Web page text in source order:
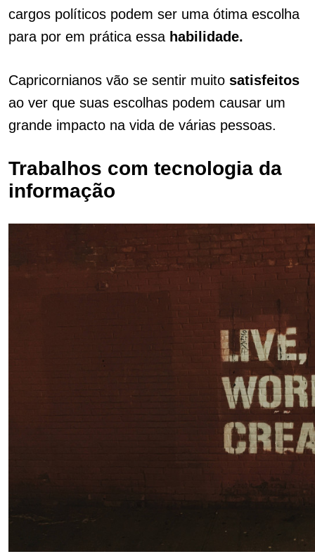
cargos políticos podem ser uma ótima escolha
para por em prática essa habilidade.
Capricornianos vão se sentir muito satisfeitos
ao ver que suas escolhas podem causar um
grande impacto na vida de várias pessoas.
Trabalhos com tecnologia da
informação